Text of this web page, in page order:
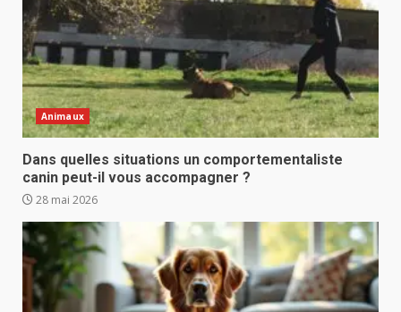
Animaux
Dans quelles situations un comportementaliste
canin peut-il vous accompagner ?
28 mai 2026